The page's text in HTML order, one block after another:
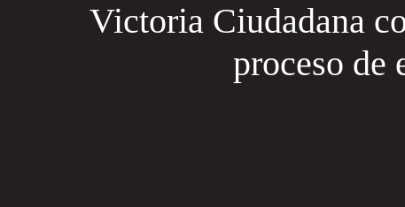
Victoria Ciudadana
proceso de